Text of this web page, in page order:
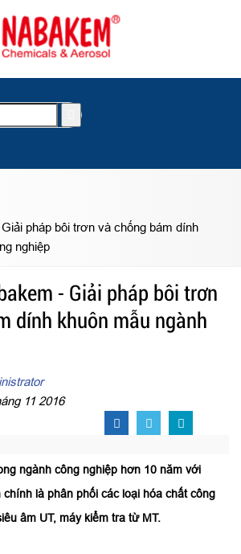
pháp bôi trơn và chống bám dính
nghiệp
- Giải pháp bôi trơn
dính khuôn mẫu ngành
11 2016
ngành công nghiệp hơn 10 năm với
là phân phối các loại hóa chất công
âm UT, máy kiểm tra từ MT.